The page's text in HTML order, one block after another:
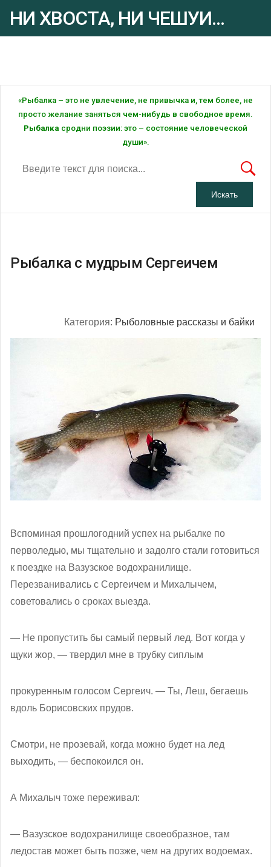
НИ ХВОСТА, НИ ЧЕШУИ...
«Рыбалка – это не увлечение, не привычка и, тем более, не
просто желание заняться чем-нибудь в свободное время.
Рыбалка сродни поэзии: это – состояние человеческой
души».
Рыбалка с мудрым Сергеичем
Категория: Рыболовные рассказы и байки
Вспоминая прошлогодний успех на рыбалке по
перволедью, мы тщательно и задолго стали готовиться
к поездке на Вазузское водохранилище.
Перезванивались с Сергеичем и Михалычем,
советовались о сроках выезда.
— Не пропустить бы самый первый лед. Вот когда у
щуки жор, — твердил мне в трубку сиплым
прокуренным голосом Сергеич. — Ты, Леш, бегаешь
вдоль Борисовских прудов.
Смотри, не прозевай, когда можно будет на лед
выходить, — беспокоился он.
А Михалыч тоже переживал:
— Вазузское водохранилище своеобразное, там
ледостав может быть позже, чем на других водоемах.